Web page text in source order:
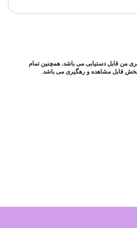
من قابل دستیابی می باشد. همچنین تمام
قابل مشاهده و رهگیری می باشد.